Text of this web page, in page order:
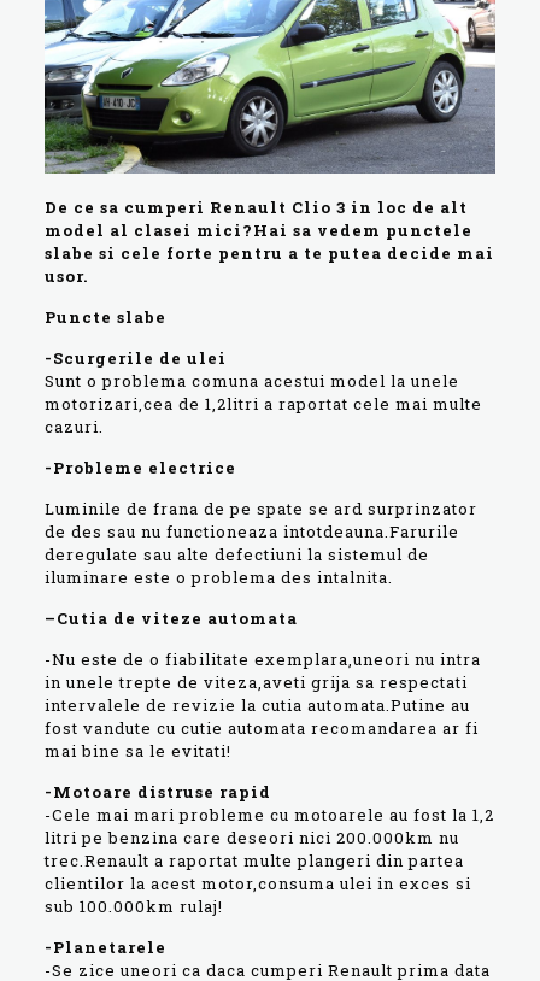
De ce sa cumperi Renault Clio 3 in loc de alt
model al clasei mici?Hai sa vedem punctele
slabe si cele forte pentru a te putea decide mai
usor.
Puncte slabe
-Scurgerile de ulei
Sunt o problema comuna acestui model la unele
motorizari,cea de 1,2litri a raportat cele mai multe
cazuri.
-Probleme electrice
Luminile de frana de pe spate se ard surprinzator
de des sau nu functioneaza intotdeauna.Farurile
deregulate sau alte defectiuni la sistemul de
iluminare este o problema des intalnita.
–Cutia de viteze automata
-Nu este de o fiabilitate exemplara,uneori nu intra
in unele trepte de viteza,aveti grija sa respectati
intervalele de revizie la cutia automata.Putine au
fost vandute cu cutie automata recomandarea ar fi
mai bine sa le evitati!
-Motoare distruse rapid
-Cele mai mari probleme cu motoarele au fost la 1,2
litri pe benzina care deseori nici 200.000km nu
trec.Renault a raportat multe plangeri din partea
clientilor la acest motor,consuma ulei in exces si
sub 100.000km rulaj!
-Planetarele
-Se zice uneori ca daca cumperi Renault prima data